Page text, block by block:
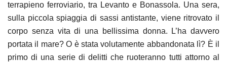
terrapieno ferroviario, tra Levanto e Bonassola. Una sera,
sulla piccola spiaggia di sassi antistante, viene ritrovato il
corpo senza vita di una bellissima donna. L’ha davvero
portata il mare? O è stata volutamente abbandonata lì? È il
primo di una serie di delitti che ruoteranno tutti attorno al